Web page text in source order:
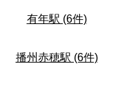
有年駅 (6件)
播州赤穂駅 (6件)